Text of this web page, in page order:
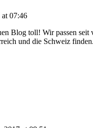
at 07:46
Blog toll! Wir passen seit
und die Schweiz